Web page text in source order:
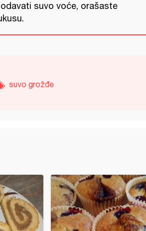
suvo voće, orašaste
suvo grožđe